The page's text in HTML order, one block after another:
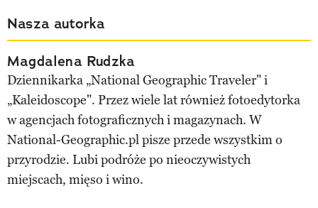
Nasza autorka
Magdalena Rudzka
Dziennikarka „National Geographic Traveler" i
„Kaleidoscope". Przez wiele lat również fotoedytorka
w agencjach fotograficznych i magazynach. W
National-Geographic.pl pisze przede wszystkim o
przyrodzie. Lubi podróże po nieoczywistych
miejscach, mięso i wino.